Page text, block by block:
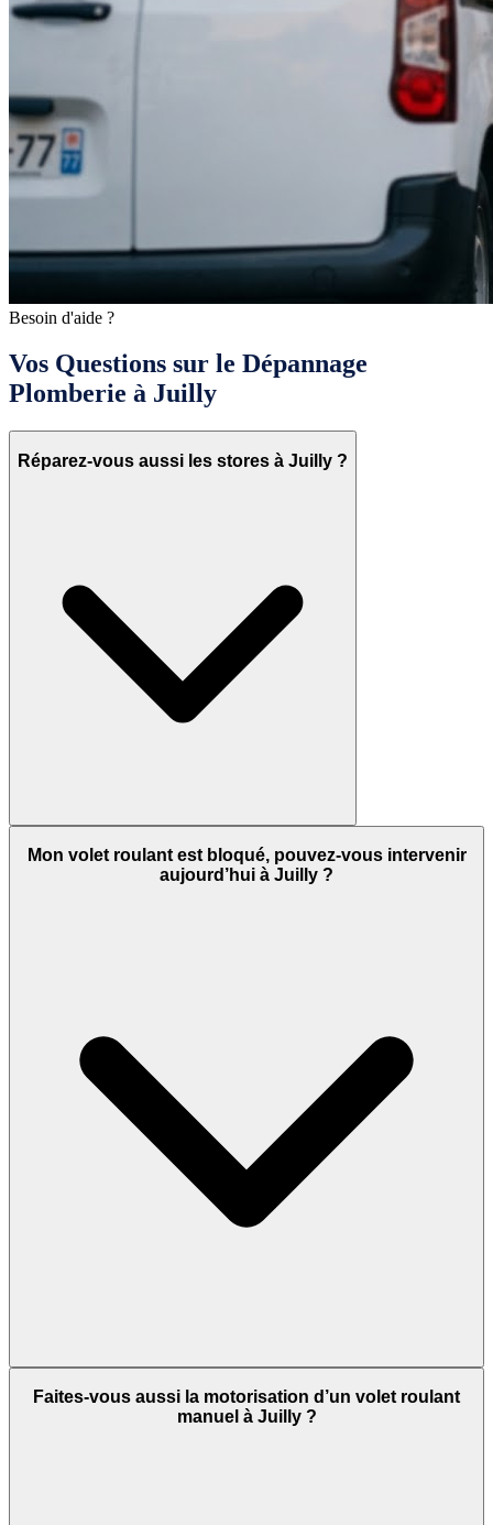
Besoin d'aide ?
Vos Questions sur le Dépannage
Plomberie à Juilly
Réparez-vous aussi les stores à Juilly ?
Mon volet roulant est bloqué, pouvez-vous intervenir
aujourd’hui à Juilly ?
Faites-vous aussi la motorisation d’un volet roulant
manuel à Juilly ?